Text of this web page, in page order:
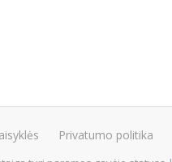
Privatumo politika